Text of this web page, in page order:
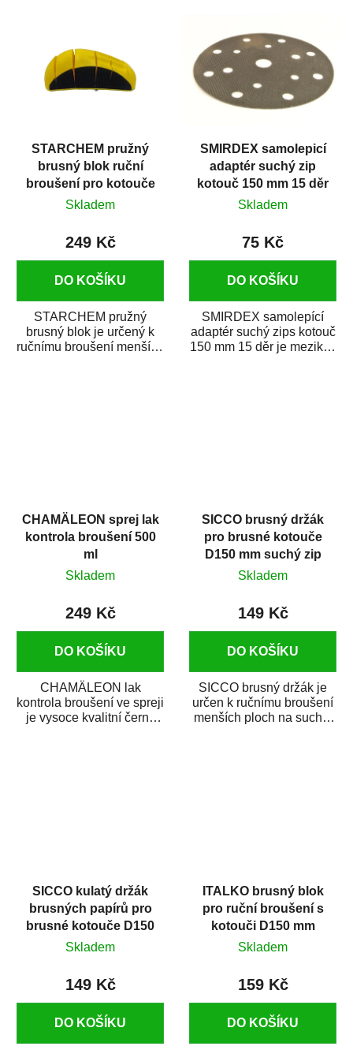
STARCHEM pružný
brusný blok ruční
broušení pro kotouče
D150 mm
Skladem
249 Kč
DO KOŠÍKU
STARCHEM pružný
brusný blok je určený k
ručnímu broušení menších
SMIRDEX samolepicí
adaptér suchý zip
kotouč 150 mm 15 děr
Skladem
75 Kč
DO KOŠÍKU
SMIRDEX samolepící
adaptér suchý zips kotouč
150 mm 15 děr je mezikus
CHAMÄLEON sprej lak
kontrola broušení 500
ml
Skladem
249 Kč
DO KOŠÍKU
CHAMÄLEON lak
kontrola broušení ve spreji
je vysoce kvalitní černý
SICCO brusný držák
pro brusné kotouče
D150 mm suchý zip
Skladem
149 Kč
DO KOŠÍKU
SICCO brusný držák je
určen k ručnímu broušení
menších ploch na sucho.
SICCO kulatý držák
brusných papírů pro
brusné kotouče D150
mm suchý zip
Skladem
149 Kč
DO KOŠÍKU
ITALKO brusný blok
pro ruční broušení s
kotouči D150 mm
suchý zip
Skladem
159 Kč
DO KOŠÍKU